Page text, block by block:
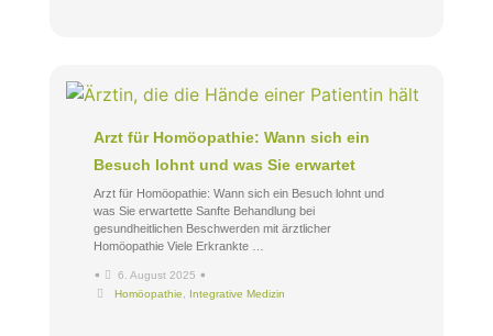
Arzt für Homöopathie: Wann sich ein
Besuch lohnt und was Sie erwartet
Arzt für Homöopathie: Wann sich ein Besuch lohnt und
was Sie erwartette Sanfte Behandlung bei
gesundheitlichen Beschwerden mit ärztlicher
Homöopathie Viele Erkrankte …
• 6. August 2025 •
Homöopathie Integrative Medizin